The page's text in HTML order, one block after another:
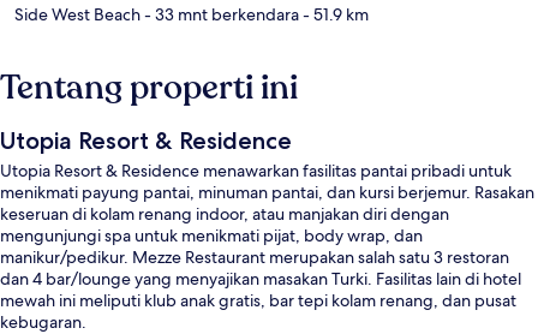
Side West Beach- 33 mnt berkendara- 51.9 km
Tentang properti ini
Utopia Resort & Residence
Utopia Resort & Residence menawarkan fasilitas pantai pribadi untuk
menikmati payung pantai, minuman pantai, dan kursi berjemur. Rasakan
keseruan di kolam renang indoor, atau manjakan diri dengan
mengunjungi spa untuk menikmati pijat, body wrap, dan
manikur/pedikur. Mezze Restaurant merupakan salah satu 3 restoran
dan 4 bar/lounge yang menyajikan masakan Turki. Fasilitas lain di hotel
mewah ini meliputi klub anak gratis, bar tepi kolam renang, dan pusat
kebugaran.